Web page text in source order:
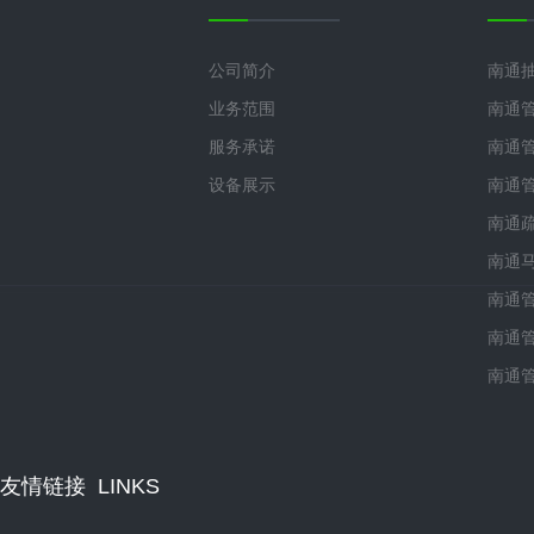
公司简介
业务范围
服务承诺
设备展示
南通
南通
南通
南通
南通
南通
南通
南通
南通
友情链接 LINKS